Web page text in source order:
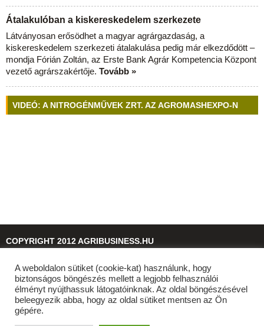
Átalakulóban a kiskereskedelem szerkezete
Látványosan erősödhet a magyar agrárgazdaság, a
kiskereskedelem szerkezeti átalakulása pedig már elkezdődött –
mondja Fórián Zoltán, az Erste Bank Agrár Kompetencia Központ
vezető agrárszakértője. Tovább »
VIDEÓ: A NITROGÉNMŰVEK ZRT. AZ AGROMASHEXPO-N
COPYRIGHT 2012 AGRIBUSINESS.HU
© 2026agribusiness.hu
A weboldalon sütiket (cookie-kat) használunk, hogy
biztonságos böngészés mellett a legjobb felhasználói
élményt nyújthassuk látogatóinknak. Az oldal böngészésével
beleegyezik abba, hogy az oldal sütiket mentsen az Ön
gépére.